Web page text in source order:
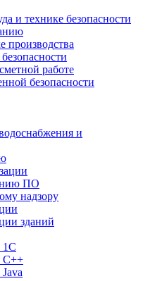
и технике безопасности
производства
работе
безопасности
и
ПО
надзору
зданий
1С
C++